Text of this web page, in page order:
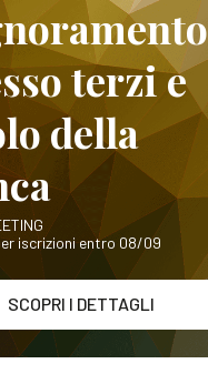
terzi e
della
iscrizioni entro 08/09
SCOPRI I DETTAGLI